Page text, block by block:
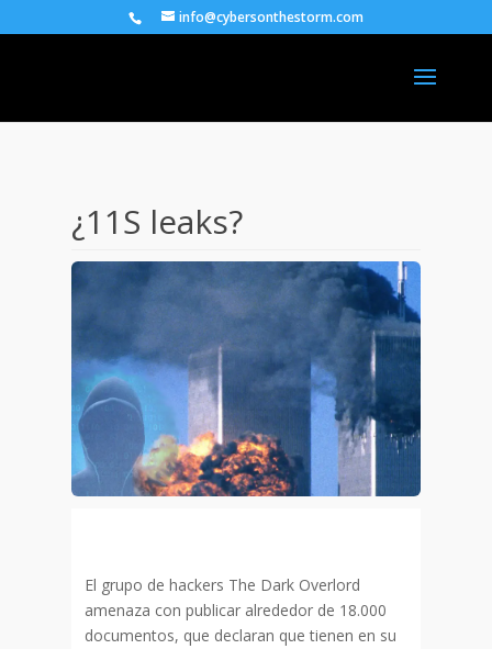
info@cybersonthestorm.com
¿11S leaks?
El grupo de hackers The Dark Overlord
amenaza con publicar alrededor de 18.000
documentos, que declaran que tienen en su